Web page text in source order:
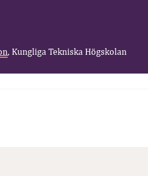
, Kungliga Tekniska Högskolan